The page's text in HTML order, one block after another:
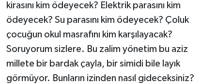
kirasını kim ödeyecek? Elektrik parasını kim
ödeyecek? Su parasını kim ödeyecek? Çoluk
çocuğun okul masrafını kim karşılayacak?
Soruyorum sizlere. Bu zalim yönetim bu aziz
millete bir bardak çayla, bir simidi bile layık
görmüyor. Bunların izinden nasıl gideceksiniz?